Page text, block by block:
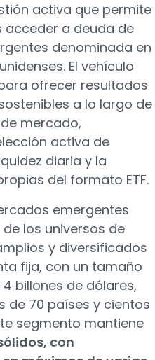
activa que permite
acceder a deuda de
denominada en
El vehículo
ofrecer resultados
a lo largo de
mercado,
activa de
diaria y la
del formato ETF.
emergentes
los universos de
y diversificados
fija, con un tamaño
billones de dólares,
de 70 países y cientos
segmento mantiene
con